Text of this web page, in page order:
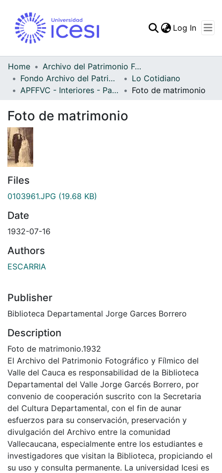
Statistics
Log In
Home
Archivo del Patrimonio Fotográfico y Fílmico del Valle del Cauca
Fondo Archivo del Patrimonio Fotográfico y Fílmico del Valle del Cauca
Lo Cotidiano
APFFVC - Interiores - Patrimonial
Foto de matrimonio
Foto de matrimonio
Files
0103961.JPG (19.68 KB)
Date
1932-07-16
Authors
ESCARRIA
Publisher
Biblioteca Departamental Jorge Garces Borrero
Description
Foto de matrimonio.1932
El Archivo del Patrimonio Fotográfico y Fílmico del
Valle del Cauca es responsabilidad de la Biblioteca
Departamental del Valle Jorge Garcés Borrero, por
convenio de cooperación suscrito con la Secretaria
del Cultura Departamental, con el fin de aunar
esfuerzos para su conservación, preservación y
divulgación del Archivo entre la comunidad
Vallecaucana, especialmente entre los estudiantes e
investigadores que visitan la Biblioteca, propiciando el
su uso y consulta permanente. La universidad Icesi es